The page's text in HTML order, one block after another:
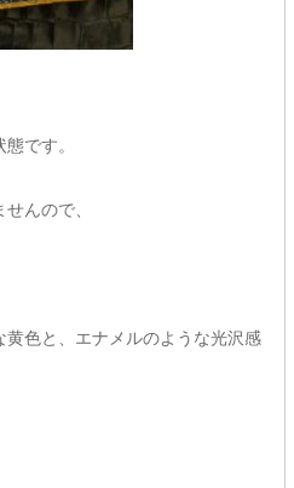
です。
んので、
色と、エナメルのような光沢感